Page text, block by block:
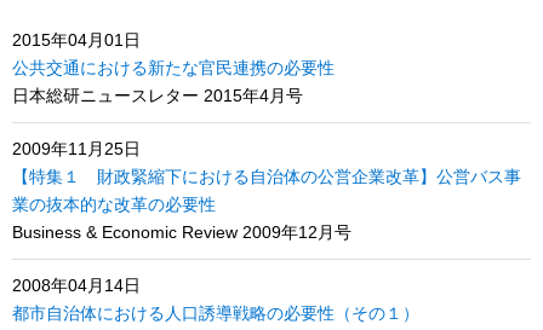
2015年04月01日
公共交通における新たな官民連携の必要性
日本総研ニュースレター 2015年4月号
2009年11月25日
【特集１ 財政緊縮下における自治体の公営企業改革】公営バス事
業の抜本的な改革の必要性
Business & Economic Review 2009年12月号
2008年04月14日
都市自治体における人口誘導戦略の必要性（その１）